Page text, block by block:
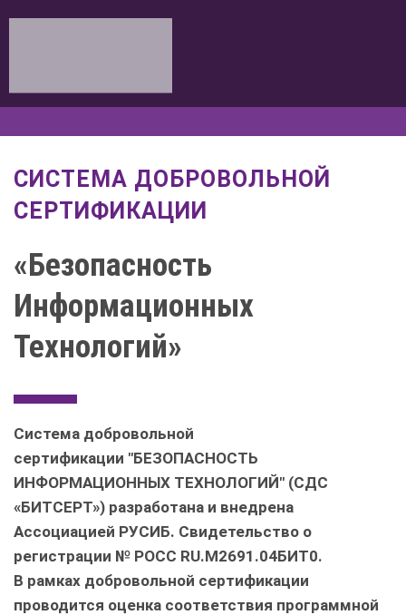
СИСТЕМА ДОБРОВОЛЬНОЙ
СЕРТИФИКАЦИИ
«Безопасность
Информационных
Технологий»
Система добровольной
сертификации "БЕЗОПАСНОСТЬ
ИНФОРМАЦИОННЫХ ТЕХНОЛОГИЙ" (СДС
«БИТСЕРТ») разработана и внедрена
Ассоциацией РУСИБ. Свидетельство о
регистрации № РОСС RU.М2691.04БИТ0.
В рамках добровольной сертификации
проводится оценка соответствия программной